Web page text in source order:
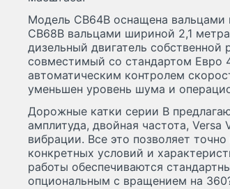
Модель CB64B оснащена
CB68B вальцами шириной 2,1
дизельный двигатель
совместимый со стандартом
автоматическим контролем
уменьшен уровень шума и
Дорожные катки серии B
амплитуда, двойная частота,
вибрации. Все это позволяет
конкретных условий и
работы обеспечиваются
опциональным с вращением на